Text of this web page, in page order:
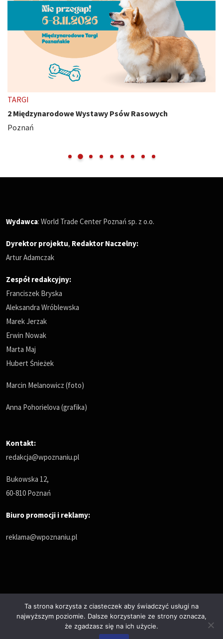
TARGI
2 Międzynarodowe Wystawy Psów Rasowych
Poznań
Wydawca: World Trade Center Poznań sp. z o.o.
Dyrektor projektu, Redaktor Naczelny:
Artur Adamczak
Zespół redakcyjny:
Franciszek Bryska
Aleksandra Wróblewska
Marek Jerzak
Erwin Nowak
Marta Maj
Hubert Śnieżek
Marcin Melanowicz (foto)
Anna Pohorielova (grafika)
Kontakt:
redakcja@wpoznaniu.pl
Bukowska 12,
60-810 Poznań
Biuro promocji i reklamy:
reklama@wpoznaniu.pl
Polityka prywatności
© Copyrights 2025. All Rights Reserved by wPoznaniu.pl
Ta strona korzysta z ciasteczek aby świadczyć usługi na
najwyższym poziomie. Dalsze korzystanie ze strony oznacza,
że zgadzasz się na ich użycie.